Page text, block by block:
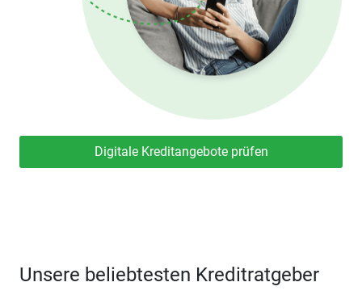
Digitale Kreditangebote prüfen
Unsere beliebtesten Kreditratgeber